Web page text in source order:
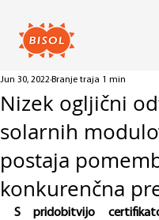
Nizek ogljični
solarnih
postaja
konkurenčna
Jun 30, 2022 Branje traja 1 min
S pridobitvijo